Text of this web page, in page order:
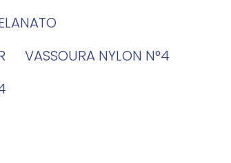
VASSOURA NYLON N°4